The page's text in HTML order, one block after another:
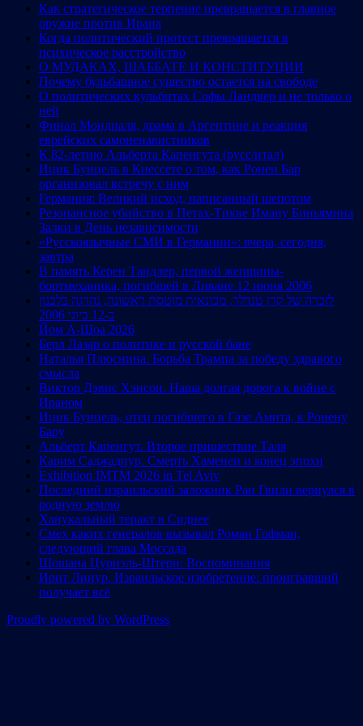
Как стратегическое терпение превращается в главное
оружие против Ирана
Когда политический протест превращается в
психическое расстройство
О МУДАКАХ, ШАББАТЕ И КОНСТИТУЦИИ
Почему бульбашное существо остается на свободе
О политических кульбитах Софы Ландвер и не только о
ней
Финал Мондиаля, драма в Аргентине и реакция
еврейских самоненавистников
К 82-летию Альберта Капенгута (русс/итал)
Ицик Бунцель в Кнессете о том, как Ронен Бар
организовал встречу с ним
Германия: Великий исход, написанный шепотом
Резонансное убийство в Петах-Тикве Иману Биньямина
Залки в День независимости
«Русскоязычные СМИ в Германии»: вчера, сегодня,
завтра
В память Керен Тандлер, первой женщины-
бортмеханика, погибшей в Ливане 12 июня 2006
לזכרה של קרן טנדלר, מכונאית מוטסת ראשונה, נהרגה בלבנון
ב-12 ביוני 2006
Йом А-Шоа 2026
Берл Лазар о политике и русской бане
Наталья Плюснина. Борьба Трампа за победу здравого
смысла
Виктор Дэвис Хэнсон. Наша долгая дорога к войне с
Ираном
Ицик Бунцель, отец погибшего в Газе Амита, к Ронену
Бару
Альберт Капенгут. Второе пришествие Таля
Карим Саджадпур. Смерть Хаменеи и конец эпохи
Exhibition IMTM 2026 in Tel Aviv
Последний израильский заложник Ран Гвили вернулся в
родную землю
Ханукальный теракт в Сиднее
Смех каких генералов вызывал Роман Гофман,
следующий глава Моссада
Шошана Цуриэль-Штерн: Воспоминания
Ирит Линур. Израильское изобретение: проигравший
получает всё
Proudly powered by WordPress